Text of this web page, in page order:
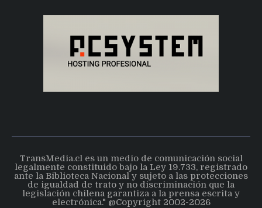
TransMedia.cl es un medio de comunicación social
legalmente constituido bajo la Ley 19.733, registrado
ante la Biblioteca Nacional y sujeto a las protecciones
de igualdad de trato y no discriminación que la
legislación chilena garantiza a la prensa escrita y
electrónica." @Copyright 2002-2026